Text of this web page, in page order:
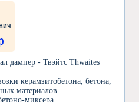
дампер - Твэйтс Thwaites
керамзитобетона, бетона,
материалов.
миксера.